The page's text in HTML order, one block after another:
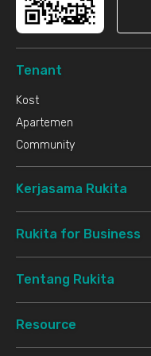
Tenant
Kost
Apartemen
Community
Kerjasama Rukita
Rukita for Business
Tentang Rukita
Resource